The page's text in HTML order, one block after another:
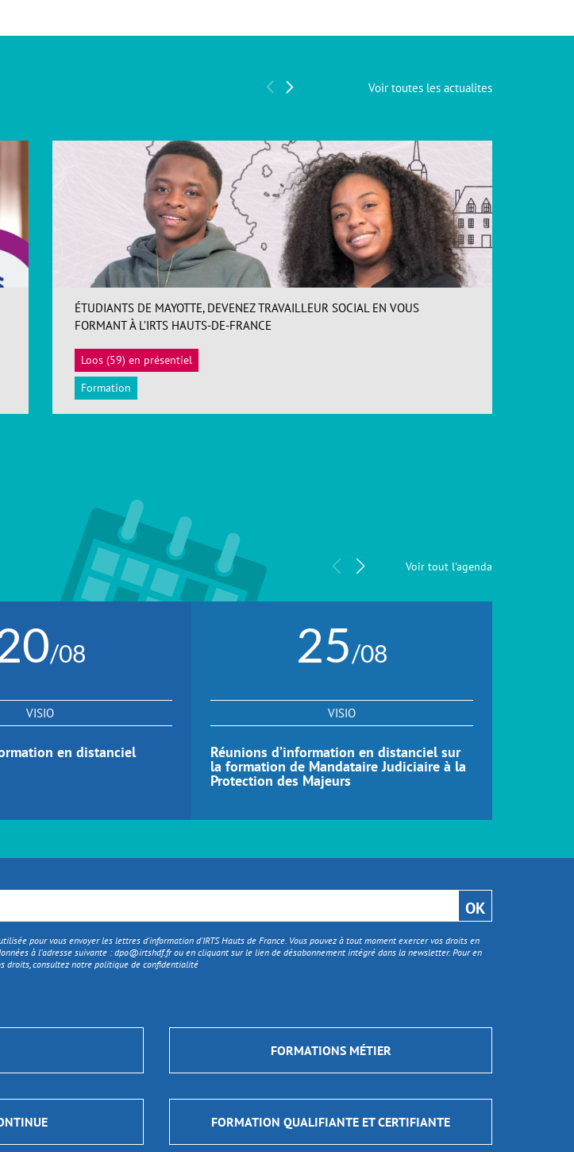
Voir toutes les actualites
ÉTUDIANTS DE MAYOTTE, DEVENEZ TRAVAILLEUR SOCIAL EN VOUS
FORMANT À L’IRTS HAUTS-DE-FRANCE
Loos (59) en présentiel
Formation
Voir tout l'agenda
/08
VISIO
en distanciel
25/08
VISIO
Réunions d’information en distanciel sur
la formation de Mandataire Judiciaire à la
Protection des Majeurs
pour vous envoyer les lettres d'information d’IRTS Hauts de France. Vous pouvez à tout moment exercer vos droits en
à l’adresse suivante :dpo@irtshdf.frou en cliquant sur le lien de désabonnement intégré dans la newsletter. Pour en
droits, consultez notre politique de confidentialité
FORMATIONS MÉTIER
FORMATION QUALIFIANTE ET CERTIFIANTE